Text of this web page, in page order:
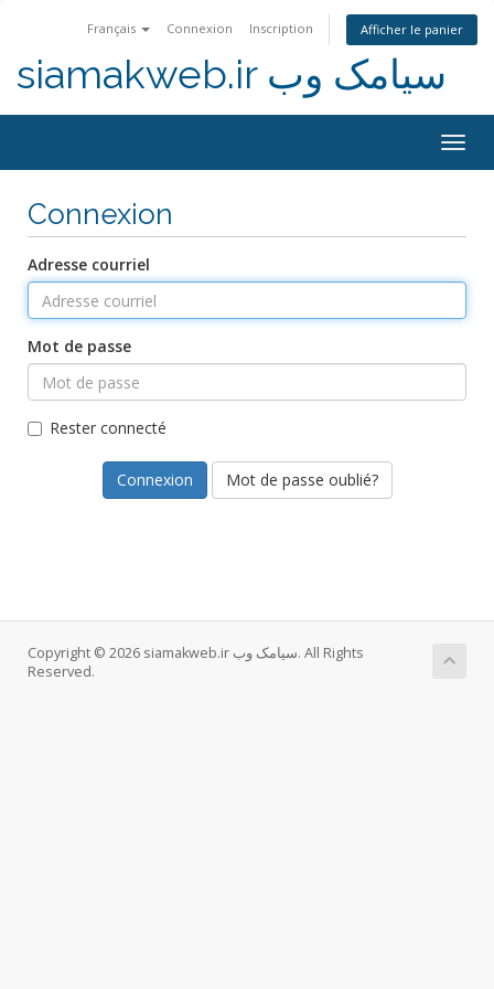
Français Connexion Inscription Afficher le panier
siamakweb.ir سیامک وب
Connexion
Adresse courriel
Mot de passe
Rester connecté
Mot de passe oublié?
Copyright © 2026 siamakweb.ir سیامک وب. All Rights
Reserved.